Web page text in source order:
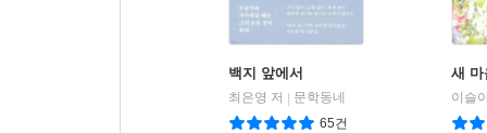
백지 앞에서
최은영 저
문학동네
65건
새 마
이슬